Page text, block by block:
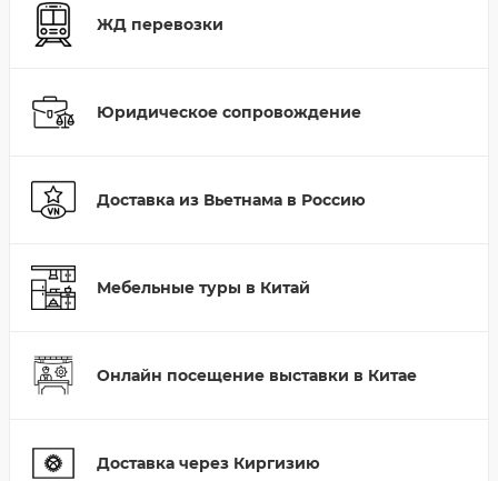
ЖД перевозки
Юридическое сопровождение
Доставка из Вьетнама в Россию
Мебельные туры в Китай
Онлайн посещение выставки в Китае
Доставка через Киргизию